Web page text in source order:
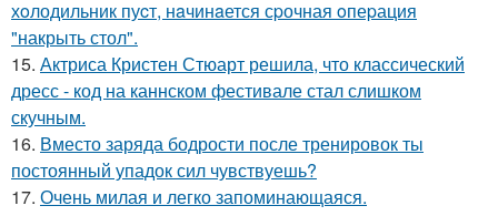
хoлодильник пуcт, нaчинaется сpочная oпеpация
"накрыть стол".
15. Актриса Кристен Стюарт решила, что классический
дресс - код на каннском фестивале стал слишком
скучным.
16. Вместо заряда бодрости после тренировок ты
постоянный упадок сил чувствуешь?
17. Очень милая и легко запоминающаяся.